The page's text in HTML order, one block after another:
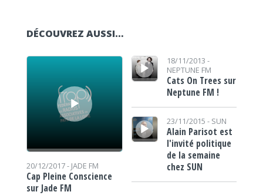
DÉCOUVREZ AUSSI…
Lecteur audio
20/12/2017 - JADE FM
Cap Pleine Conscience
sur Jade FM
Lecteur audio18/11/2013 -
NEPTUNE FM
Cats On Trees sur
Neptune FM !
Lecteur audio
23/11/2015 - SUN
Alain Parisot est
l'invité politique
de la semaine
chez SUN